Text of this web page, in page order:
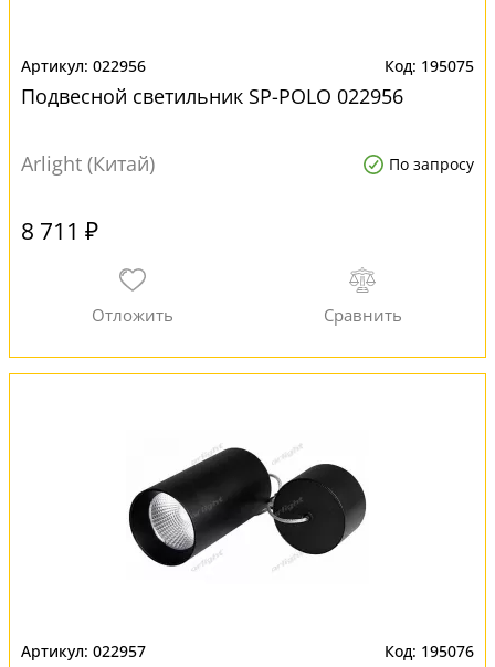
022956 195075
Подвесной светильник SP-POLO 022956
Arlight (Китай) По запросу
8 711 ₽
022957 195076